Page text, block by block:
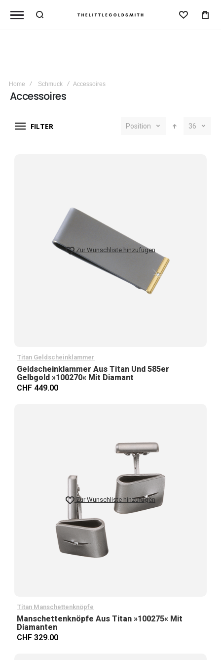
Home Schmuck Accessoires
Accessoires
FILTER Position 36
Zur Wunschliste hinzufügen
Titan Geldscheinklammer
Geldscheinklammer Aus Titan Und 585er
Gelbgold »100270« Mit Diamant
CHF 449.00
Zur Wunschliste hinzufügen
Titan Manschettenknöpfe
Manschettenknöpfe Aus Titan »100275« Mit
Diamanten
CHF 329.00